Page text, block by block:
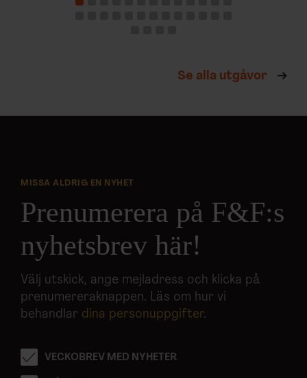
Se alla utgåvor
MISSA ALDRIG EN NYHET
Prenumerera på F&F:s
nyhetsbrev här!
Välj utskick, ange mejladress och klicka på
prenumereraknappen. Läs om hur vi
behandlar dina personuppgifter.
VECKOBREV MED NYHETER